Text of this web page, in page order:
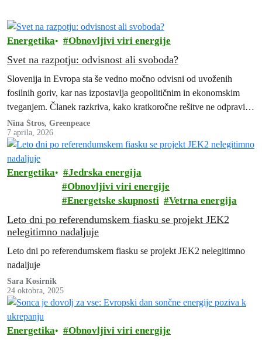
Energetika Obnovljivi viri energije
Svet na razpotju: odvisnost ali svoboda?
Slovenija in Evropa sta še vedno močno odvisni od uvoženih
fosilnih goriv, kar nas izpostavlja geopolitičnim in ekonomskim
tveganjem. Članek razkriva, kako kratkoročne rešitve ne odpravijo
temeljne ranljivosti in zakaj je prehod na domače obnovljive vire
ključ do energetske avtonomije, trajnosti in stabilnosti.
Nina Štros, Greenpeace
7 aprila, 2026
Energetika
Jedrska energija
Obnovljivi viri energije
Energetske skupnosti
Vetrna energija
Leto dni po referendumskem fiasku se projekt JEK2
nelegitimno nadaljuje
Leto dni po referendumskem fiasku se projekt JEK2 nelegitimno
nadaljuje
Sara Kosirnik
24 oktobra, 2025
Energetika Obnovljivi viri energije